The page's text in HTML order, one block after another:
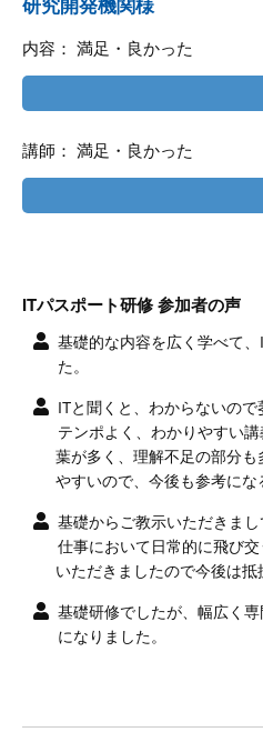
内容： 満足・良かった
講師： 満足・良かった
ITパスポート研修 参加者の声
基礎的な内容を広く学べて
た。
ITと聞くと、わからないので
テンポよく、わかりやすい
葉が多く、理解不足の部分
やすいので、今後も参考にな
基礎からご教示いただきまし
仕事において日常的に飛び
いただきましたので今後は抵
基礎研修でしたが、幅広く
になりました。